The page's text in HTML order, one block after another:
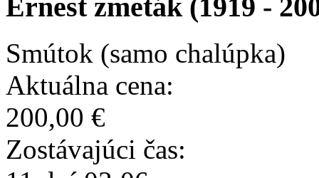
Ernest zmeták (1919 -
Smútok (samo chalúpka)
Aktuálna cena:
200,00 €
Zostávajúci čas: